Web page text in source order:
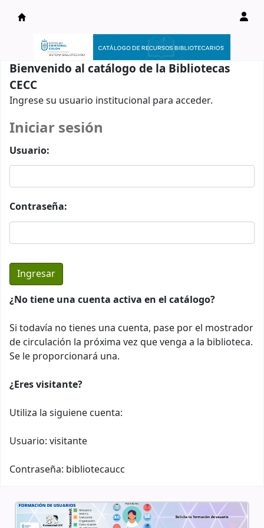
Catálogo en línea
Bienvenido al catálogo de la Bibliotecas
CECC
Ingrese su usuario institucional para acceder.
Iniciar sesión
Usuario:
Contraseña:
¿No tiene una cuenta activa en el catálogo?
Si todavía no tienes una cuenta, pase por el mostrador
de circulación la próxima vez que venga a la biblioteca.
Se le proporcionará una.
¿Eres visitante?
Utiliza la siguiene cuenta:
Usuario: visitante
Contraseña: bibliotecaucc